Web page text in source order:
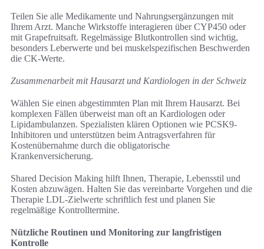
Teilen Sie alle Medikamente und Nahrungsergänzungen mit
Ihrem Arzt. Manche Wirkstoffe interagieren über CYP450 oder
mit Grapefruitsaft. Regelmässige Blutkontrollen sind wichtig,
besonders Leberwerte und bei muskelspezifischen Beschwerden
die CK-Werte.
Zusammenarbeit mit Hausarzt und Kardiologen in der Schweiz
Wählen Sie einen abgestimmten Plan mit Ihrem Hausarzt. Bei
komplexen Fällen überweist man oft an Kardiologen oder
Lipidambulanzen. Spezialisten klären Optionen wie PCSK9-
Inhibitoren und unterstützen beim Antragsverfahren für
Kostenübernahme durch die obligatorische
Krankenversicherung.
Shared Decision Making hilft Ihnen, Therapie, Lebensstil und
Kosten abzuwägen. Halten Sie das vereinbarte Vorgehen und die
Therapie LDL-Zielwerte schriftlich fest und planen Sie
regelmäßige Kontrolltermine.
Nützliche Routinen und Monitoring zur langfristigen
Kontrolle